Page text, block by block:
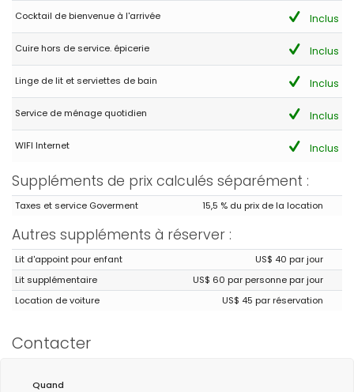
Cocktail de bienvenue à l'arrivée Inclus
Cuire hors de service. épicerie Inclus
Linge de lit et serviettes de bain Inclus
Service de ménage quotidien Inclus
WIFI Internet Inclus
Suppléments de prix calculés séparément :
Taxes et service Goverment 15,5 % du prix de la location
Autres suppléments à réserver :
Lit d'appoint pour enfant
US$ 40 par jour
Lit supplémentaire
US$ 60 par personne par jour
Location de voiture
US$ 45 par réservation
Contacter
Quand